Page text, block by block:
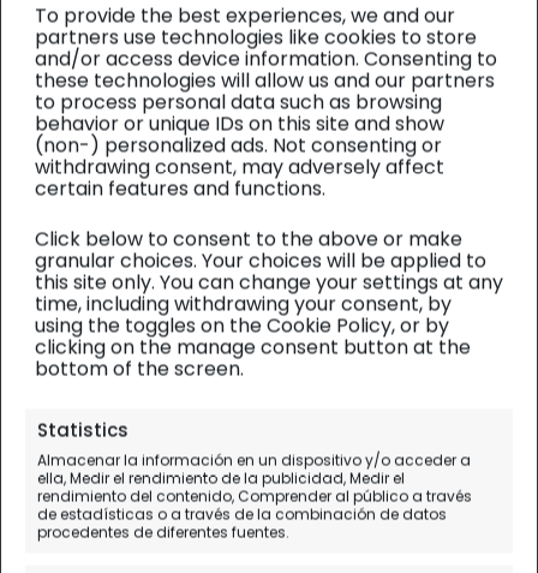
To provide the best experiences, we and our
partners use technologies like cookies to store
and/or access device information. Consenting to
these technologies will allow us and our partners
to process personal data such as browsing
behavior or unique IDs on this site and show
(non-) personalized ads. Not consenting or
withdrawing consent, may adversely affect
certain features and functions.
Click below to consent to the above or make
granular choices. Your choices will be applied to
this site only. You can change your settings at any
time, including withdrawing your consent, by
using the toggles on the Cookie Policy, or by
clicking on the manage consent button at the
bottom of the screen.
Statistics
Almacenar la información en un dispositivo y/o acceder a
ella, Medir el rendimiento de la publicidad, Medir el
rendimiento del contenido, Comprender al público a través
de estadísticas o a través de la combinación de datos
procedentes de diferentes fuentes.
Higashiyama, Palacio
Imperial y Gion, las Geishas
de Kyoto